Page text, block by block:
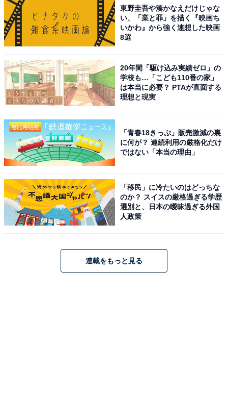
東野圭吾や湊かなえだけじゃな
い、「業と罪」を描く『映画ち
いかわ』から強く連想した映画
8選
20年間「駆け込み実績ゼロ」の
学校も…「こども110番の家」
は本当に必要？ PTAが直面する
理想と現実
「青春18きっぷ」販売激減の裏
に何が？ 連続利用の厳格化だけ
ではない「本当の理由」
「移民」に冷たいのはどっちな
のか？ スイスの厳格過ぎる学歴
選別と、日本の曖昧過ぎる外国
人政策
連載をもっと見る